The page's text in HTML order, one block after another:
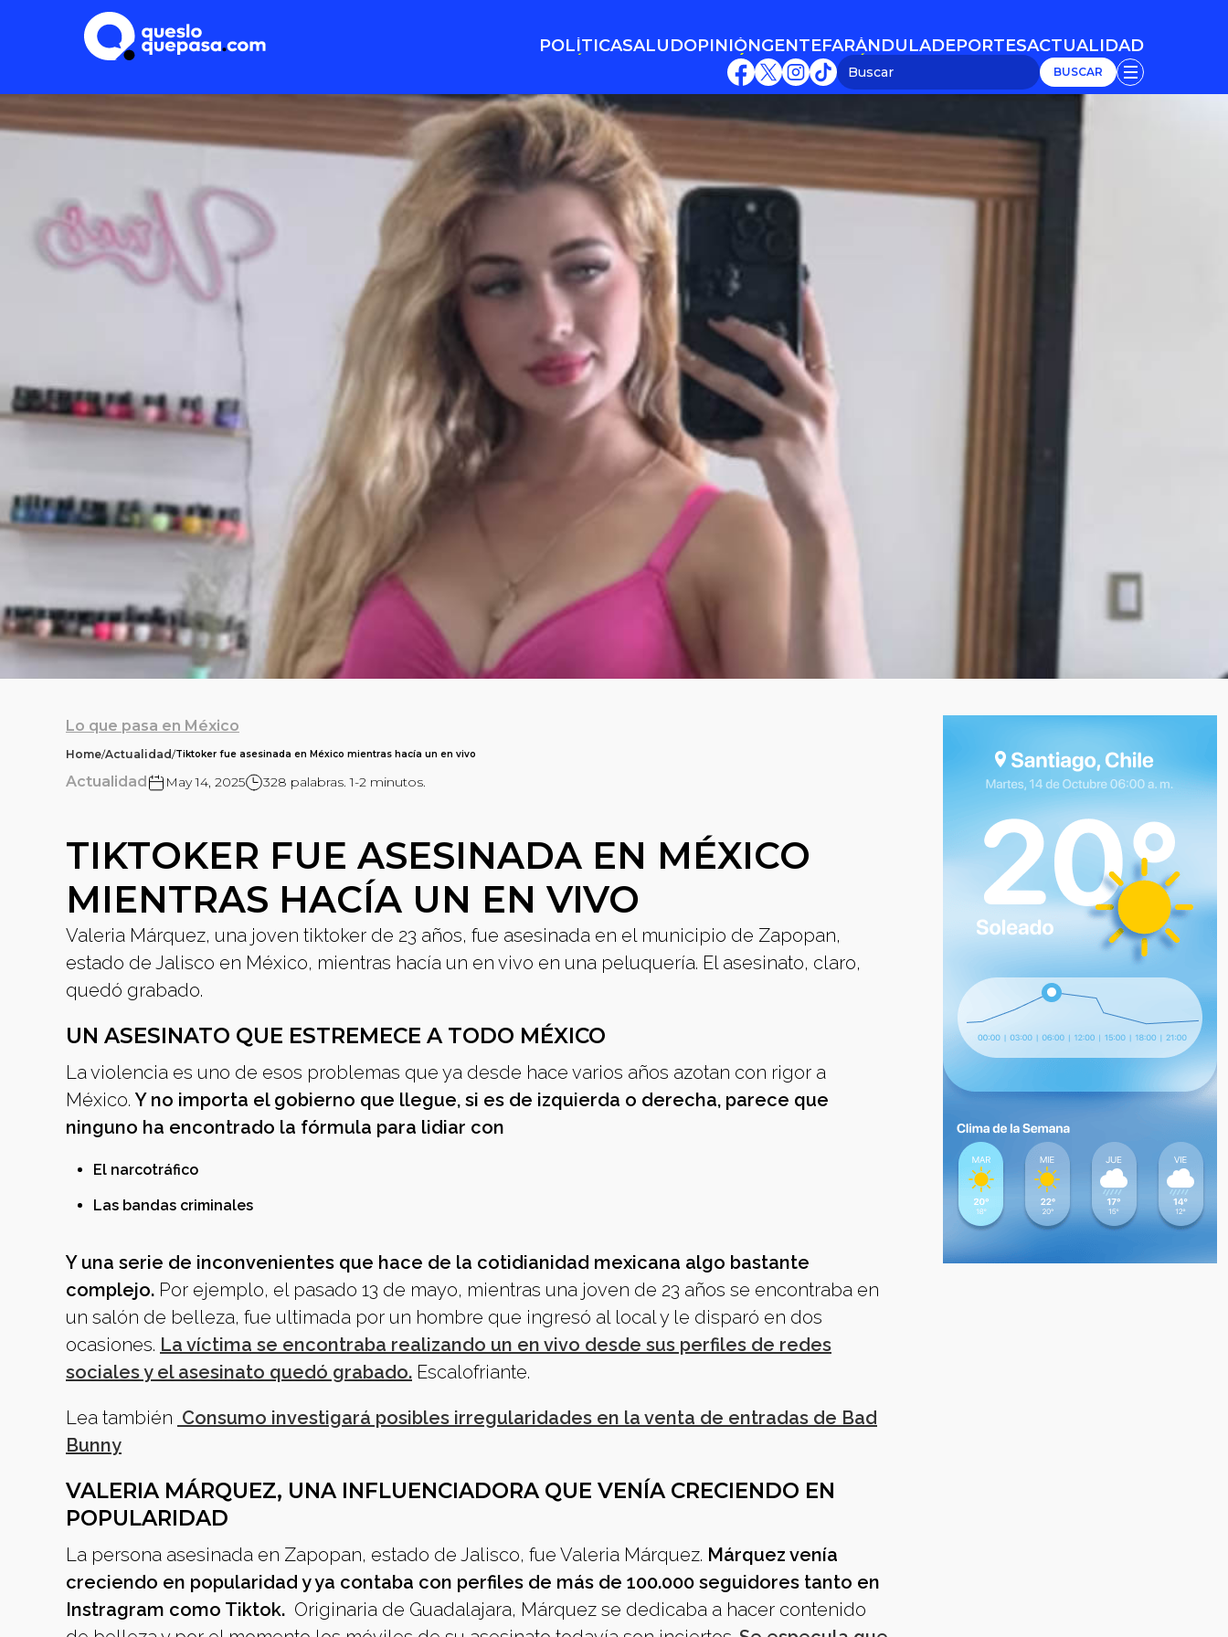
POLÍTICASALUDOPINIÓN
OPINIÓN
GENTE
GENTE
FARÁNDULA
FARÁNDULA
DEPORTESACTUALIDAD
ACTUALIDAD
Lo que pasa en México
Home/Actualidad/Tiktoker fue asesinada en México mientras hacía un en vivo
Actualidad May 14, 2025 328 palabras. 1-2 minutos.
TIKTOKER FUE ASESINADA EN MÉXICO
MIENTRAS HACÍA UN EN VIVO
Valeria Márquez, una joven tiktoker de 23 años, fue asesinada en el municipio de Zapopan,
estado de Jalisco en México, mientras hacía un en vivo en una peluquería. El asesinato, claro,
quedó grabado.
UN ASESINATO QUE ESTREMECE A TODO MÉXICO
La violencia es uno de esos problemas que ya desde hace varios años azotan con rigor a
México. Y no importa el gobierno que llegue, si es de izquierda o derecha, parece que
ninguno ha encontrado la fórmula para lidiar con
El narcotráfico
Las bandas criminales
Y una serie de inconvenientes que hace de la cotidianidad mexicana algo bastante
complejo. Por ejemplo, el pasado 13 de mayo, mientras una joven de 23 años se encontraba en
un salón de belleza, fue ultimada por un hombre que ingresó al local y le disparó en dos
ocasiones. La víctima se encontraba realizando un en vivo desde sus perfiles de redes
sociales y el asesinato quedó grabado. Escalofriante.
Lea también Consumo investigará posibles irregularidades en la venta de entradas de Bad
Bunny
VALERIA MÁRQUEZ, UNA INFLUENCIADORA QUE VENÍA CRECIENDO EN
POPULARIDAD
La persona asesinada en Zapopan, estado de Jalisco, fue Valeria Márquez. Márquez venía
creciendo en popularidad y ya contaba con perfiles de más de 100.000 seguidores tanto en
Instragram como Tiktok. Originaria de Guadalajara, Márquez se dedicaba a hacer contenido